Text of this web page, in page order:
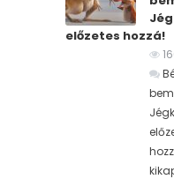
előzetes hozzá!